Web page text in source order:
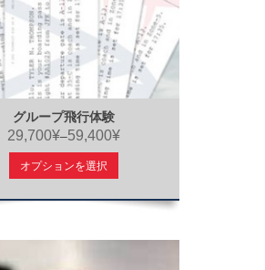
グループ飛行体験
29,700¥–59,400¥
オプションを選択